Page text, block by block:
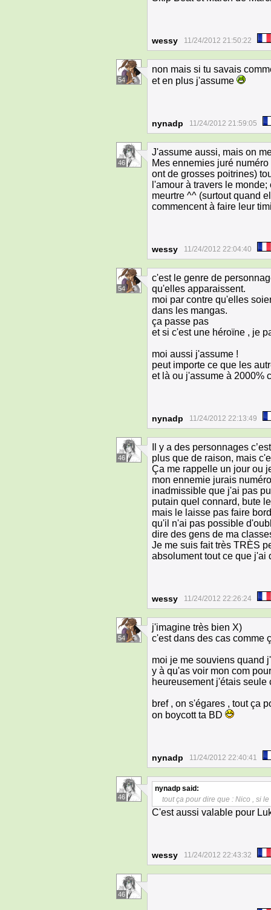
wessy 11/24/2012 21:50:22
54
non mais si tu savais
et en plus j'assume
nynadp 11/24/2012 21:59:05
46
J'assume aussi, mais on
Mes ennemies juré
ont de grosses poitrines)
l'amour à travers le
meurtre ^^ (surtout quand
commencent à faire leur
wessy 11/24/2012 22:04:40
54
c'est le genre de
qu'elles apparaissent.
moi par contre qu'elles
dans les mangas.
ça passe pas
et si c'est une héroïne , je
moi aussi j'assume !
peut importe ce que les
et là ou j'assume à 2000%
nynadp 11/24/2012 22:13:49
46
Il y a des personnages
plus que de raison, mais
Ça me rappelle un jour ou
mon ennemie jurais
inadmissible que j'ai pas
putain quel connard, bute
mais le laisse pas faire
qu'il n'ai pas possible
dire des gens de ma
Je me suis fait très TRÈS
absolument tout ce que j'ai
wessy 11/24/2012 22:26:24
54
j'imagine très bien X)
c'est dans des cas comme
moi je me souviens quand
y à qu'as voir mon com
heureusement j'étais seule
bref , on s'égares , tout ça
on boycott ta BD
nynadp 11/24/2012 22:40:41
46
nynadp said:
tout ça pour dire que : Nico , si
C'est aussi valable pour
wessy 11/24/2012 22:43:32
46